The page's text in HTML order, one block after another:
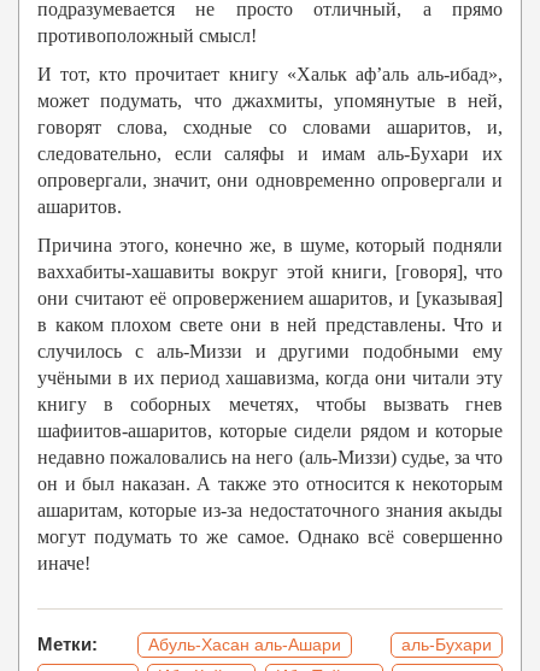
подразумевается не просто отличный, а прямо
противоположный смысл!
И тот, кто прочитает книгу «Хальк аф’аль аль-ибад»,
может подумать, что джахмиты, упомянутые в ней,
говорят слова, сходные со словами ашаритов, и,
следовательно, если саляфы и имам аль-Бухари их
опровергали, значит, они одновременно опровергали и
ашаритов.
Причина этого, конечно же, в шуме, который подняли
ваххабиты-хашавиты вокруг этой книги, [говоря], что
они считают её опровержением ашаритов, и [указывая]
в каком плохом свете они в ней представлены. Что и
случилось с аль-Миззи и другими подобными ему
учёными в их период хашавизма, когда они читали эту
книгу в соборных мечетях, чтобы вызвать гнев
шафиитов-ашаритов, которые сидели рядом и которые
недавно пожаловались на него (аль-Миззи) судье, за что
он и был наказан. А также это относится к некоторым
ашаритам, которые из-за недостаточного знания акыды
могут подумать то же самое. Однако всё совершенно
иначе!
Метки: Абуль-Хасан аль-Ашари
аль-Бухари